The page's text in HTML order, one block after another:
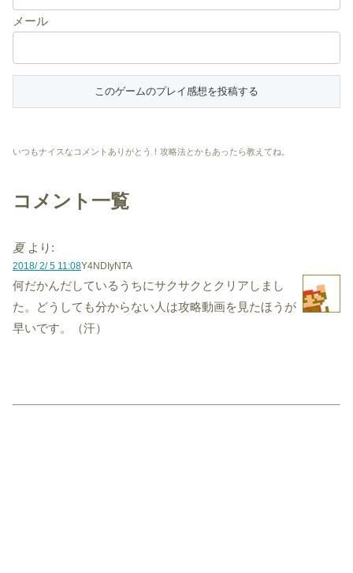
メール
いつもナイスなコメントありがとう！攻略法とかもあったら教えてね。
コメント一覧
夏 より:
2018/ 2/ 5 11:08Y4NDIyNTA
何だかんだしているうちにサクサクとクリアしまし
た。どうしても分からない人は攻略動画を見たほうが
早いです。（汗）